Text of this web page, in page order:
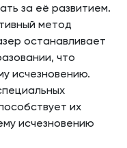
за её развитием.
метод
останавливает
что
исчезновению.
их
исчезновению